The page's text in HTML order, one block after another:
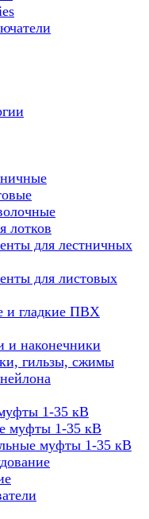
лотков
для лестничных
для листовых
и гладкие ПВХ
и наконечники
гильзы, сжимы
1-35 кВ
муфты 1-35 кВ
муфты 1-35 кВ